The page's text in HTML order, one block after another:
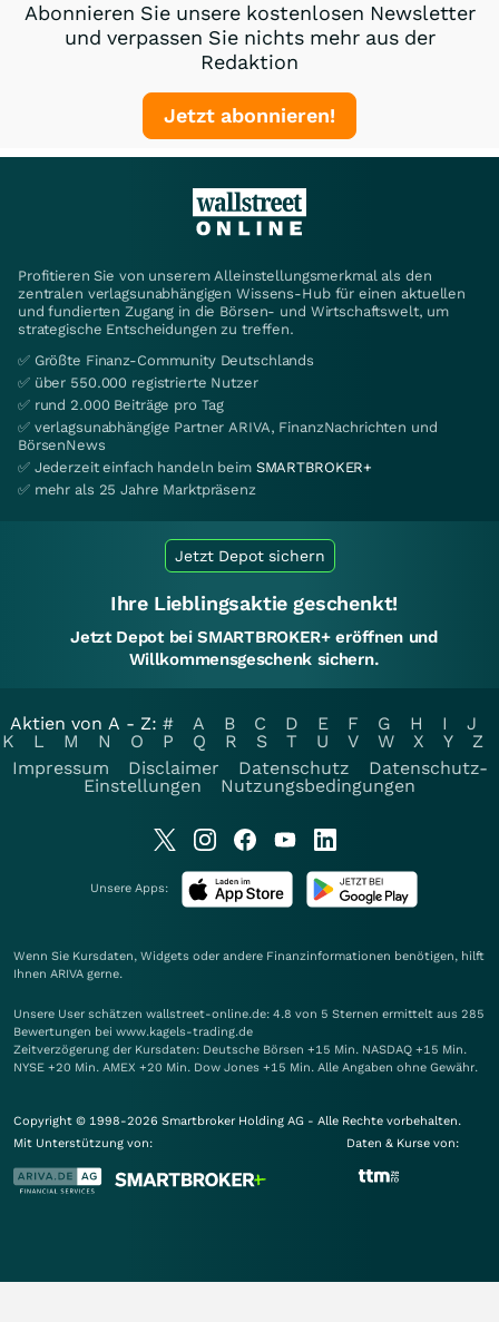
Abonnieren Sie unsere kostenlosen Newsletter
und verpassen Sie nichts mehr aus der
Redaktion
Jetzt abonnieren!
Profitieren Sie von unserem Alleinstellungsmerkmal als den
zentralen verlagsunabhängigen Wissens-Hub für einen aktuellen
und fundierten Zugang in die Börsen- und Wirtschaftswelt, um
strategische Entscheidungen zu treffen.
✅ Größte Finanz-Community Deutschlands
✅ über 550.000 registrierte Nutzer
✅ rund 2.000 Beiträge pro Tag
✅ verlagsunabhängige Partner ARIVA, FinanzNachrichten und
BörsenNews
✅ Jederzeit einfach handeln beim SMARTBROKER+
✅ mehr als 25 Jahre Marktpräsenz
Jetzt Depot sichern
Ihre Lieblingsaktie geschenkt!
Jetzt Depot bei SMARTBROKER+ eröffnen und
Willkommensgeschenk sichern.
Aktien von A - Z: # A B C D E F G H I
J
K
L M N O P Q R S T U V W X Y
Z
Impressum
Disclaimer Datenschutz
Datenschutz-
Einstellungen
Nutzungsbedingungen
Unsere Apps:
Wenn Sie Kursdaten, Widgets oder andere Finanzinformationen benötigen, hilft
Ihnen ARIVA gerne.
Unsere User schätzen wallstreet-online.de: 4.8 von 5 Sternen ermittelt aus 285
Bewertungen bei www.kagels-trading.de
Zeitverzögerung der Kursdaten: Deutsche Börsen +15 Min. NASDAQ +15 Min.
NYSE +20 Min. AMEX +20 Min. Dow Jones +15 Min. Alle Angaben ohne Gewähr.
Copyright © 1998-2026 Smartbroker Holding AG - Alle Rechte vorbehalten.
Mit Unterstützung von:
Daten & Kurse von: